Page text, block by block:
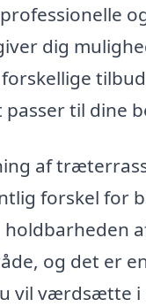
dig
til dine
af
forskel for
og det er
vil værdsætte i